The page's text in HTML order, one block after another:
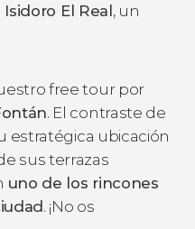
El Real, un
free tour por
. El contraste de
estratégica ubicación
sus terrazas
uno de los rincones
. ¡No os